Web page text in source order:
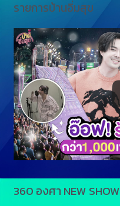
รายการบ้านอิ่มสุข
360 องศา NEW SHOW